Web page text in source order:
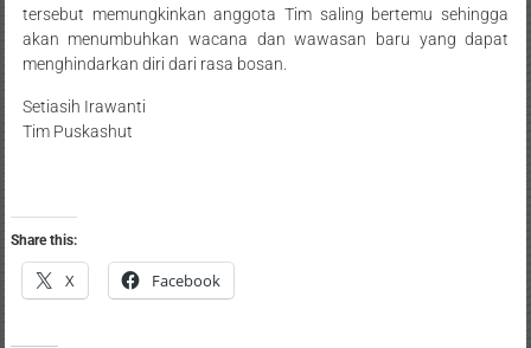
tersebut memungkinkan anggota Tim saling bertemu sehingga
akan menumbuhkan wacana dan wawasan baru yang dapat
menghindarkan diri dari rasa bosan.
Setiasih Irawanti
Tim Puskashut
Share this:
X Facebook